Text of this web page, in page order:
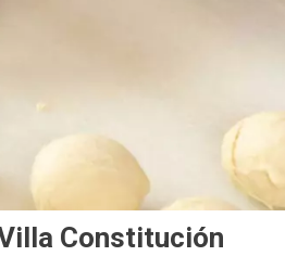
Constitución